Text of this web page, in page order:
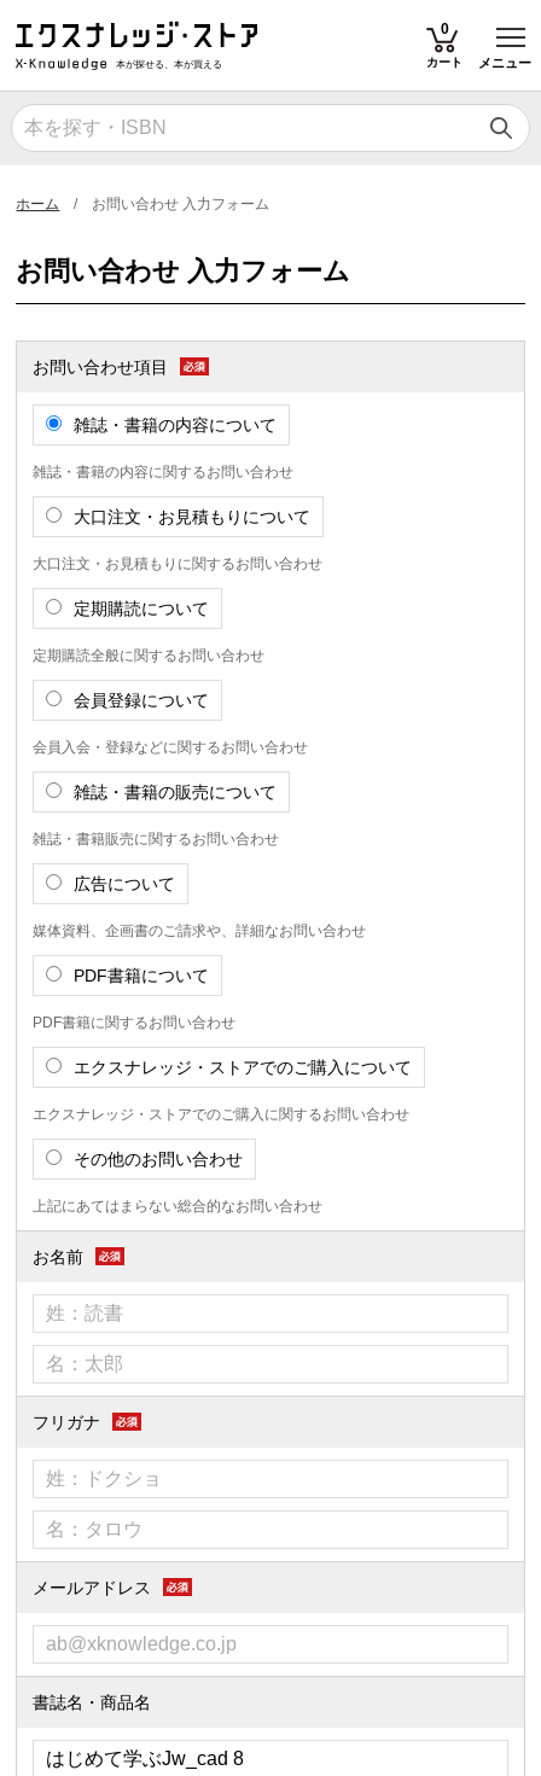
本が探せる、本が買える
0
カート メニュー
ホーム お問い合わせ 入力フォーム
お問い合わせ 入力フォーム
お問い合わせ項目
雑誌・書籍の内容について
雑誌・書籍の内容に関するお問い合わせ
大口注文・お見積もりについて
大口注文・お見積もりに関するお問い合わせ
定期購読について
定期購読全般に関するお問い合わせ
会員登録について
会員入会・登録などに関するお問い合わせ
雑誌・書籍の販売について
雑誌・書籍販売に関するお問い合わせ
広告について
媒体資料、企画書のご請求や、詳細なお問い合わせ
PDF書籍について
PDF書籍に関するお問い合わせ
エクスナレッジ・ストアでのご購入について
エクスナレッジ・ストアでのご購入に関するお問い合わせ
その他のお問い合わせ
上記にあてはまらない総合的なお問い合わせ
お名前
フリガナ
メールアドレス
書誌名・商品名